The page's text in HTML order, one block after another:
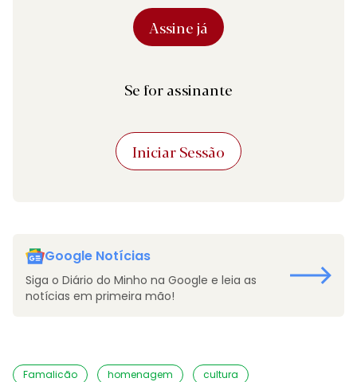
Assine já
Se for assinante
Iniciar Sessão
Google Notícias
Siga o Diário do Minho na Google e leia as
notícias em primeira mão!
Famalicão homenagem cultura